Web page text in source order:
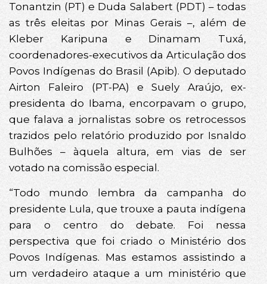
Tonantzin (PT) e Duda Salabert (PDT) – todas
as três eleitas por Minas Gerais –, além de
Kleber Karipuna e Dinamam Tuxá,
coordenadores-executivos da Articulação dos
Povos Indígenas do Brasil (Apib). O deputado
Airton Faleiro (PT-PA) e Suely Araújo, ex-
presidenta do Ibama, encorpavam o grupo,
que falava a jornalistas sobre os retrocessos
trazidos pelo relatório produzido por Isnaldo
Bulhões – àquela altura, em vias de ser
votado na comissão especial.
“Todo mundo lembra da campanha do
presidente Lula, que trouxe a pauta indígena
para o centro do debate. Foi nessa
perspectiva que foi criado o Ministério dos
Povos Indígenas. Mas estamos assistindo a
um verdadeiro ataque a um ministério que